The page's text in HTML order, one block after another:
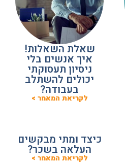
שאלת השאלות!
איך אנשים בלי
ניסיון תעסוקתי
יכולים להשתלב
בעבודה?
לקריאת המאמר >
כיצד ומתי מבקשים
העלאה בשכר?
לקריאת המאמר >